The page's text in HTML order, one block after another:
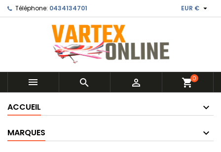
Téléphone: 0434134701 EUR € 
   shopping_cart0
ACCUEIL
MARQUES